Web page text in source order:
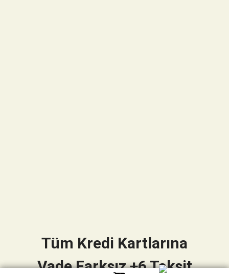
Tüm Kredi Kartlarına
Vade Farksız +6 Taksit